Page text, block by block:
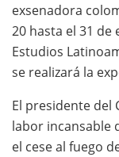
exsenadora
20 hasta el 31 de
Estudios
se realizará la
El presidente del
labor incansable
el cese al fuego